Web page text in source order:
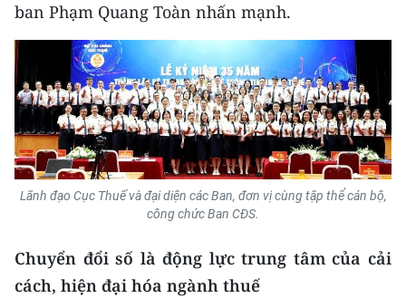
Bắc Trung Bộ
Duyên hải Nam Trung Bộ và Tây
Nguyên
Đông Nam Bộ
Đồng bằng sông Cửu Long
Chuyên trang Hà Nội
CHUYÊN ĐỀ
ban Phạm Quang Toàn nhấn mạnh.
Lãnh đạo Cục Thuế và đại diện các Ban, đơn vị cùng tập thể cán bộ,
công chức Ban CĐS.
Chuyển đổi số là động lực trung tâm của cải
cách, hiện đại hóa ngành thuế